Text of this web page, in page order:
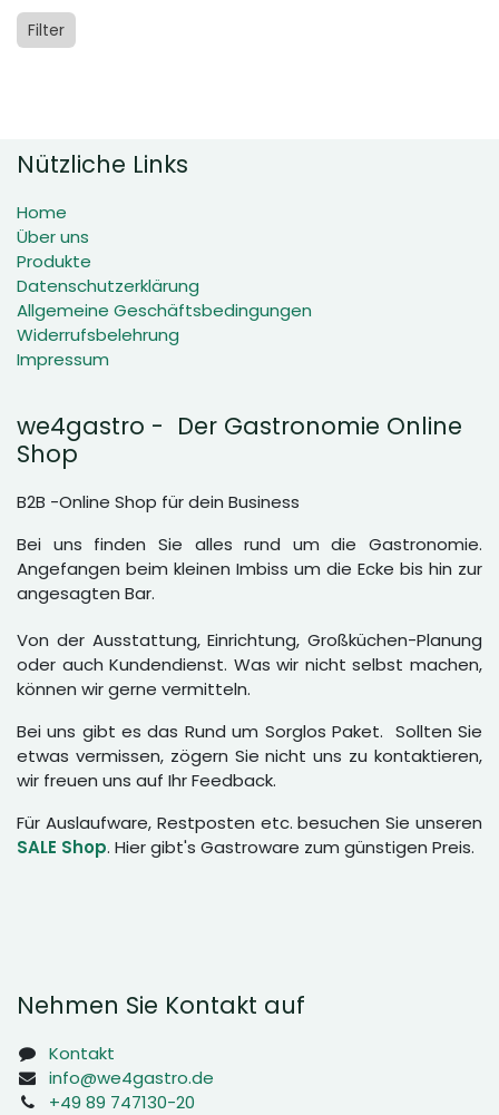
Filter
Nützliche Links
Home
Über uns
Produkte
Datenschutzerklärung
Allgemeine Geschäftsbedingungen
Widerrufsbelehrung
Impressum
we4gastro - Der Gastronomie Online
Shop
B2B -Online Shop für dein Business
Bei uns finden Sie alles rund um die Gastronomie.
Angefangen beim kleinen Imbiss um die Ecke bis hin zur
angesagten Bar.
Von der Ausstattung, Einrichtung, Großküchen-Planung
oder auch Kundendienst. Was wir nicht selbst machen,
können wir gerne vermitteln.
Bei uns gibt es das Rund um Sorglos Paket. Sollten Sie
etwas vermissen, zögern Sie nicht uns zu kontaktieren,
wir freuen uns auf Ihr Feedback.
Für Auslaufware, Restposten etc. besuchen Sie unseren
SALE Shop. Hier gibt's Gastroware zum günstigen Preis.
Nehmen Sie Kontakt auf
Kontakt
info@we4gastro.de
+49 89 747130-20